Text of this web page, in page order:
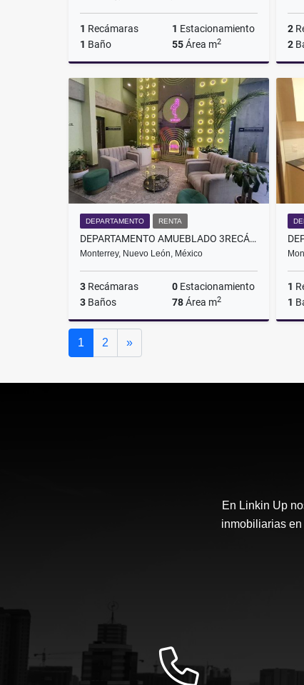
1 Recámaras 1 Estacionamiento
1 Baño 55Área m2
Renta
$26,200
2
2
DEPARTAMENTO RENTA
DEPARTAMENTO AMUEBLADO 3RECÁMARAS EN RENTA MONTERREY CENTRO
Monterrey, Nuevo León, México
3 Recámaras 0 Estacionamiento
3 Baños 78Área m2
1
1
1 2 »Siguiente
En Linkin Up
inmobiliarias